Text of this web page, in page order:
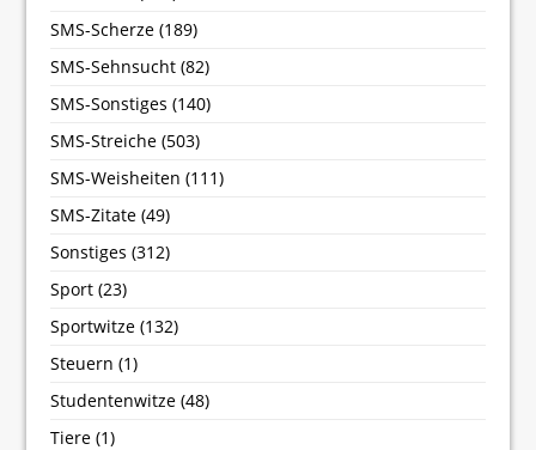
SMS-Scherze (189)
SMS-Sehnsucht (82)
SMS-Sonstiges (140)
SMS-Streiche (503)
SMS-Weisheiten (111)
SMS-Zitate (49)
Sonstiges (312)
Sport (23)
Sportwitze (132)
Steuern (1)
Studentenwitze (48)
Tiere (1)